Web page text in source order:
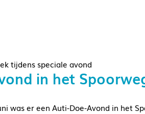
tijdens speciale avond
in het
was er een Auti-Doe-Avond in het